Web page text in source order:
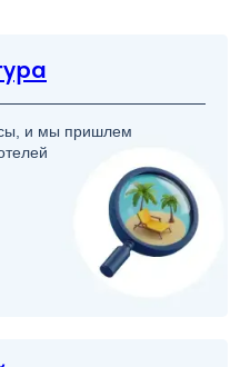
и мы пришлем